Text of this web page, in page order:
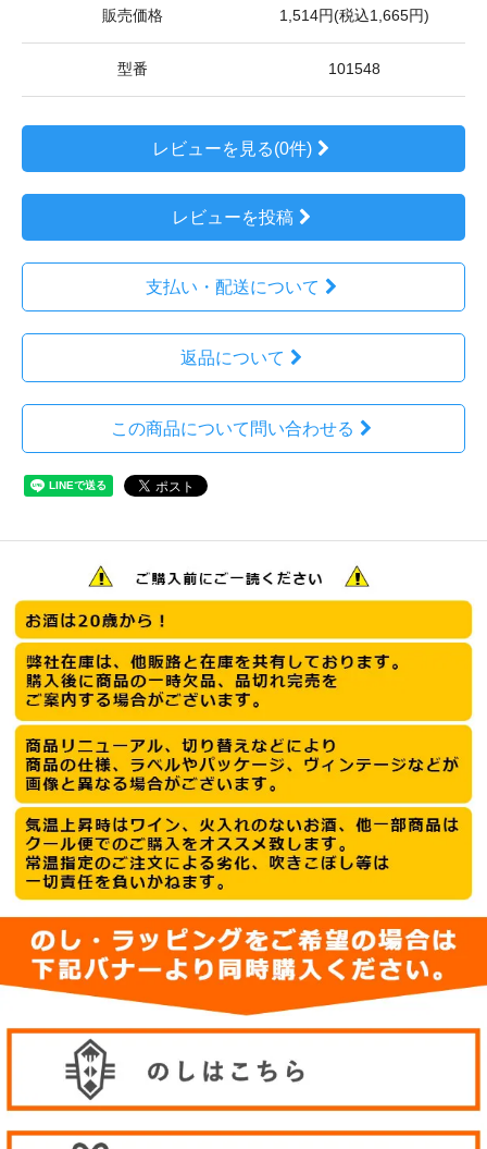
販売価格 1,514円(税込1,665円)
型番 101548
レビューを見る(0件)
レビューを投稿
支払い・配送について
返品について
この商品について問い合わせる